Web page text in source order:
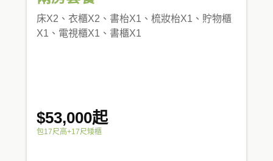
床X2、衣櫃X2、書枱X1、梳妝枱X1、貯物櫃
X1、電視櫃X1、書櫃X1
$53,000起
包17尺高+17尺矮櫃